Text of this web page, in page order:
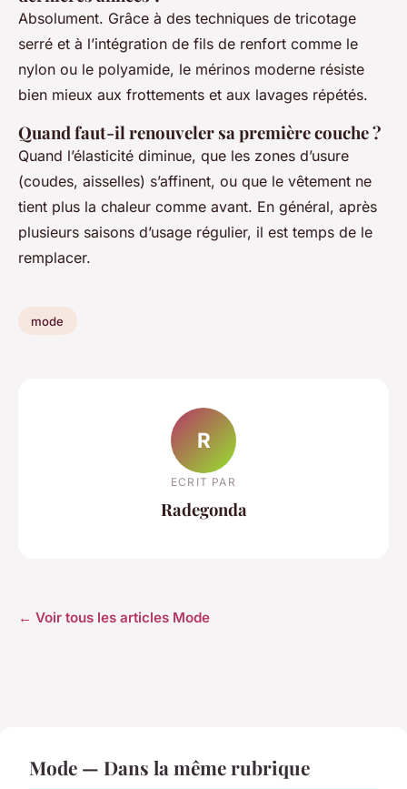
Absolument. Grâce à des techniques de tricotage
serré et à l’intégration de fils de renfort comme le
nylon ou le polyamide, le mérinos moderne résiste
bien mieux aux frottements et aux lavages répétés.
Quand faut-il renouveler sa première couche ?
Quand l’élasticité diminue, que les zones d’usure
(coudes, aisselles) s’affinent, ou que le vêtement ne
tient plus la chaleur comme avant. En général, après
plusieurs saisons d’usage régulier, il est temps de le
remplacer.
mode
R
ECRIT PAR
Radegonda
← Voir tous les articles Mode
Mode — Dans la même rubrique